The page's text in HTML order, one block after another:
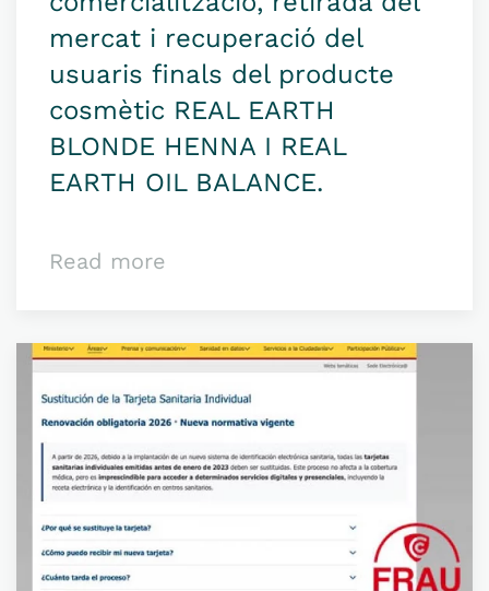
mercat i recuperació del
usuaris finals del producte
cosmètic REAL EARTH
BLONDE HENNA I REAL
EARTH OIL BALANCE.
Read more